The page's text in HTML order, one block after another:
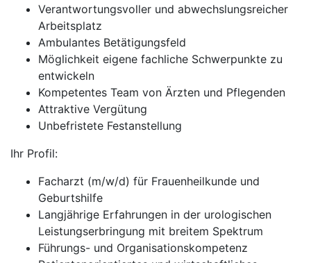
Verantwortungsvoller und abwechslungsreicher
Arbeitsplatz
Ambulantes Betätigungsfeld
Möglichkeit eigene fachliche Schwerpunkte zu
entwickeln
Kompetentes Team von Ärzten und Pflegenden
Attraktive Vergütung
Unbefristete Festanstellung
Ihr Profil:
Facharzt (m/w/d) für Frauenheilkunde und
Geburtshilfe
Langjährige Erfahrungen in der urologischen
Leistungserbringung mit breitem Spektrum
Führungs- und Organisationskompetenz